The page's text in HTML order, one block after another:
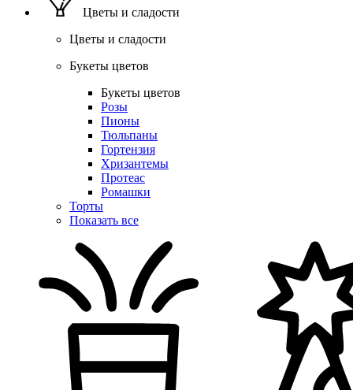
Цветы и сладости
Цветы и сладости
Букеты цветов
Букеты цветов
Розы
Пионы
Тюльпаны
Гортензия
Хризантемы
Протеас
Ромашки
Торты
Показать все